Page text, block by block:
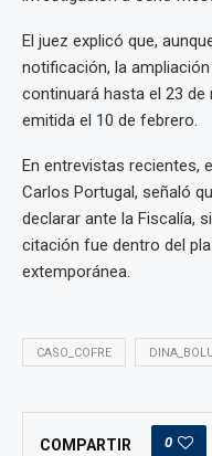
El juez explicó que,
notificación, la
continuará hasta el 23 de
emitida el 10 de febrero.
En entrevistas recientes,
Carlos Portugal, señaló
declarar ante la Fiscalía,
citación fue dentro del
extemporánea.
CASO_COFRE
COMPARTIR 0